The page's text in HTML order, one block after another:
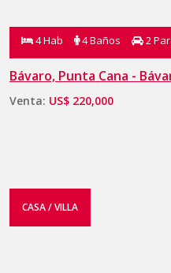
4 Hab 4 Baños 2
Bávaro, Punta Cana -
Venta: US$ 220,000
CASA / VILLA